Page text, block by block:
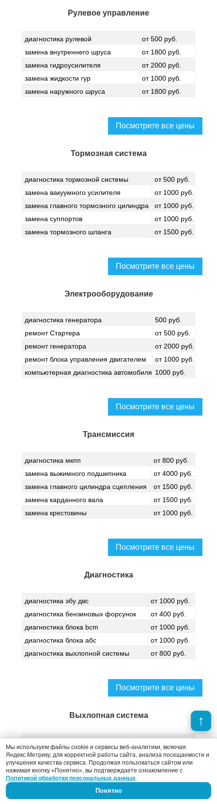
Рулевое управление
диагностика рулевой
от 500 руб.
замена внутреннего шруса
от 1800 руб.
замена гидроусилителя
от 2000 руб.
замена жидкости гур
от 1000 руб.
замена наружного шруса
от 1800 руб.
Посмотрите все цены
Тормозная система
диагностика тормозной системы
от 500 руб.
замена вакуумного усилителя
от 1000 руб.
замена главного тормозного цилиндра
от 1000 руб.
замена суппортов
от 1000 руб.
замена тормозного шланга
от 1500 руб.
Посмотрите все цены
Электрооборудование
диагностика генератора
500 руб.
ремонт Стартера
от 500 руб.
ремонт генератора
от 2000 руб.
ремонт блока управления двигателем
от 1000 руб.
компьютерная диагностика автомобиля 1000 руб.
Посмотрите все цены
Трансмиссия
диагностика мкпп
от 800 руб.
замена выжимного подшипника
от 4000 руб.
замена главного цилиндра сцепления
от 1500 руб.
замена карданного вала
от 1500 руб.
замена крестовины
от 1000 руб.
Посмотрите все цены
Диагностика
диагностика эбу двс
от 1000 руб.
диагностика бензиновых форсунок
от 400 руб.
диагностика блока bcm
от 1000 руб.
диагностика блока абс
от 1000 руб.
диагностика выхлопной системы
от 800 руб.
Посмотрите все цены
Выхлопная система
сварка глушителей
от 500 руб.
замена резонатора
от 500 руб.
замена приемной трубы
от 1500 руб.
Мы используем файлы cookie и сервисы веб-аналитики, включая
Яндекс.Метрику, для корректной работы сайта, анализа посещаемости и
улучшения качества сервиса. Продолжая пользоваться сайтом или
нажимая кнопку «Понятно», вы подтверждаете ознакомление с
Политикой обработки персональных данных.
Понятно